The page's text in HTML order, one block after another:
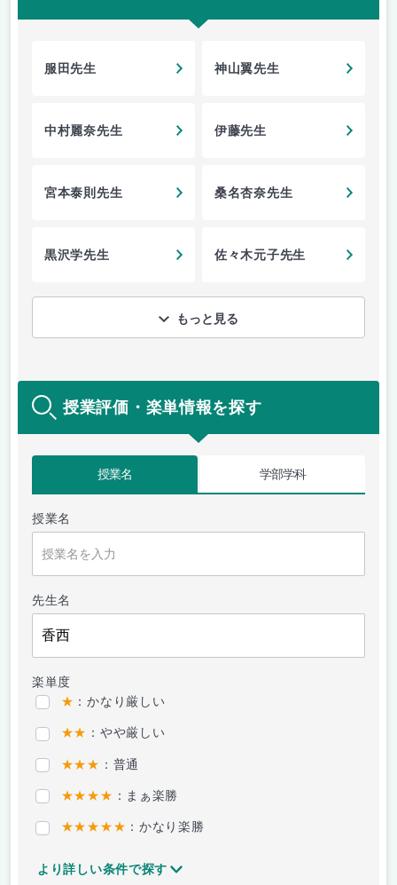
服田先生 神山翼先生
中村麗奈先生 伊藤先生
宮本泰則先生 桑名杏奈先生
黒沢学先生 佐々木元子先生
もっと見る
授業評価・楽単情報を探す
授業名 学部学科
授業名
先生名
楽単度
★ ：かなり厳しい
★★ ：やや厳しい
★★★ ：普通
★★★★ ：まぁ楽勝
★★★★★ ：かなり楽勝
より詳しい条件で探す